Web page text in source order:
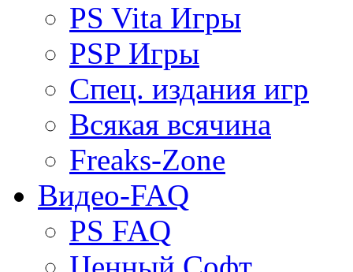
PS Vita Игры
PSP Игры
Спец. издания игр
Всякая всячина
Freaks-Zone
Видео-FAQ
PS FAQ